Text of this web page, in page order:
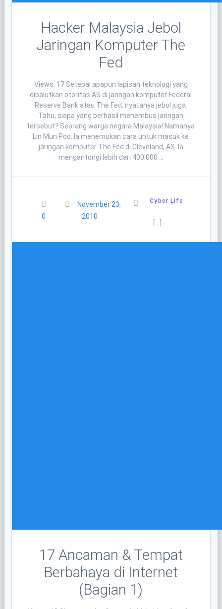
Hacker Malaysia Jebol
Jaringan Komputer The
Fed
Views: 17 Setebal apapun lapisan teknologi yang
dibalutkan otoritas AS di jaringan komputer Federal
Reserve Bank atau The Fed, nyatanya jebol juga.
Tahu, siapa yang berhasil menembus jaringan
tersebut? Seorang warga negara Malaysia! Namanya
Lin Mun Poo. Ia menemukan cara untuk masuk ke
jaringan komputer The Fed di Cleveland, AS. Ia
mengantongi lebih dari 400.000 …
0
November 23,
2010
Cyber Life
[…]
17 Ancaman & Tempat
Berbahaya di Internet
(Bagian 1)